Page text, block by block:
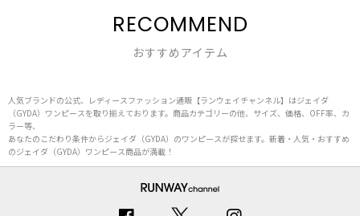
RECOMMEND
おすすめアイテム
人気ブランドの公式、レディースファッション通販【ランウェイチャンネル】はジェイダ
（GYDA）ワンピースを取り揃えております。商品カテゴリーの他、サイズ、価格、OFF率、カ
ラー等、
あなたのこだわり条件からジェイダ（GYDA）のワンピースが探せます。新着・人気・おすすめ
のジェイダ（GYDA）ワンピース商品が満載！